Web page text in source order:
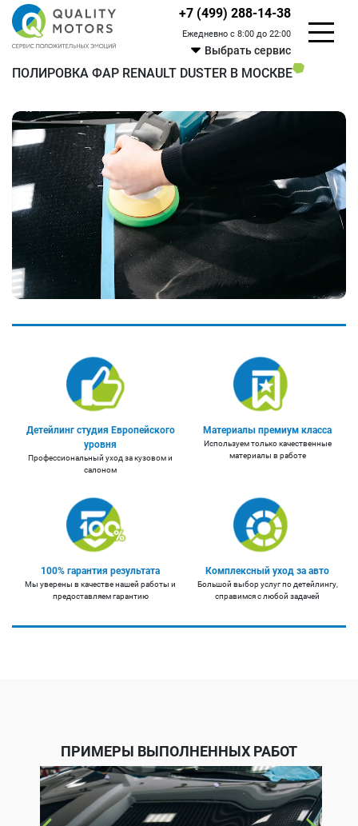
+7 (499) 288-14-38
Ежедневно с 8:00 до 22:00
Выбрать сервис
ПОЛИРОВКА ФАР RENAULT DUSTER В МОСКВЕ
Детейлинг студия Европейского
уровня
Профессиональный уход за кузовом и
салоном
Материалы премиум класса
Используем только качественные
материалы в работе
100% гарантия результата
Мы уверены в качестве нашей работы и
предоставляем гарантию
Комплексный уход за авто
Большой выбор услуг по детейлингу,
справимся с любой задачей
ПРИМЕРЫ ВЫПОЛНЕННЫХ РАБОТ